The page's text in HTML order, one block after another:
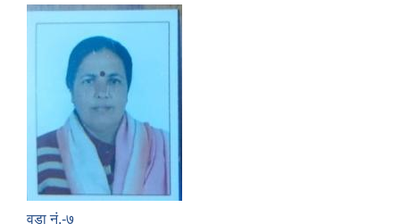
वडा नं.-७